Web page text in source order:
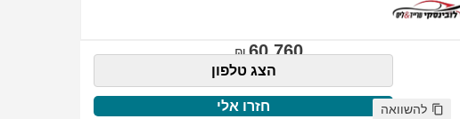
60,760
הצג טלפון
חזרו אלי להשוואה